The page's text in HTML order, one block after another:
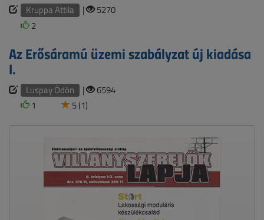
Kruppa Attila |
5270
2
Az Erősáramú üzemi szabályzat új kiadása
I.
Luspay Ödön |
6594
1
5 (1)